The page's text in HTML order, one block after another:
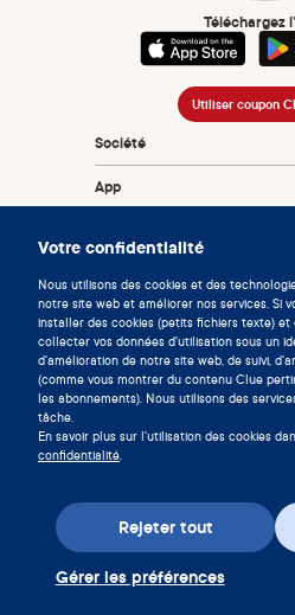
Votre confidentialité
Nous utilisons des cookies et des
notre site web et améliorer nos services. Si
installer des cookies (petits fichiers texte)
collecter vos données d'utilisation sous un
d'amélioration de notre site web, de suivi,
(comme vous montrer du contenu Clue
les abonnements). Nous utilisons des
tâche.
En savoir plus sur l'utilisation des cookies
confidentialité.
Rejeter tout
Gérer les préférences
Téléchargez
Utiliser coupon
Société
App
Partnerships
© 2026 Clue by Biowink
2026-